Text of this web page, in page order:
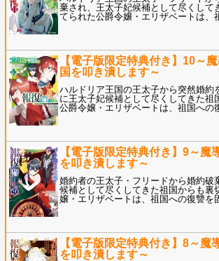
棄され、王太子妃候補として尽くして
てられた公爵令嬢・エリザベートは、
【電子版限定特典付き】10～
国を叩き潰します～
ハルドリア王国の王太子から突然婚約
に王太子妃候補として尽くしてきた祖
公爵令嬢・エリザベートは、祖国への
【電子版限定特典付き】9～魔
を叩き潰します～
婚約者の王太子・フリードから婚約破
候補として尽くしてきた祖国からも裏
嬢・エリザベートは、祖国への復讐を
【電子版限定特典付き】8～魔
を叩き潰します～